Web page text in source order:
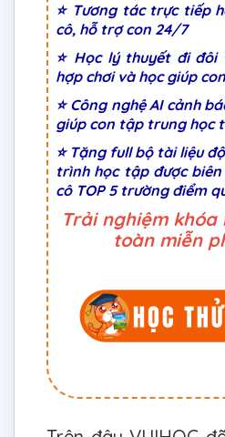
⭐ Tương tác trực tiếp
cô, hỗ trợ con 24/7
⭐ Học lý thuyết đi đôi
hợp chơi và học giúp
⭐ Công nghệ AI cảnh
giúp con tập trung học
⭐ Tặng full bộ tài liệu
trình học tập được
cô TOP 5 trường điểm
Trải nghiệm khóa
toàn miễn